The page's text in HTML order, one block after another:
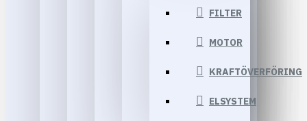
FILTER
MOTOR
KRAFTÖVERFÖRING
ELSYSTEM